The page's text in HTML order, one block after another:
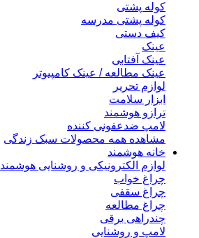
کوله پشتی
کوله پشتی مدرسه
کیف دستی
عینک
عینک آفتابی
عینک مطالعه / عینک کامپیوتر
لوازم تحریر
ابزار سلامت
ترازو هوشمند
لامپ ضدعفونی کننده
مشاهده همه محصولات سبک زندگی
خانه هوشمند
لوازم الکترونیکی و روشنایی هوشمند
چراغ خواب
چراغ سقفی
چراغ مطالعه
چندراهی برقی
لامپ و روشنایی